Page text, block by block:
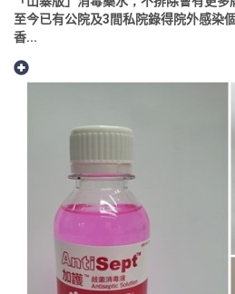
至今已有公院及3間私院錄得院外感染
香...